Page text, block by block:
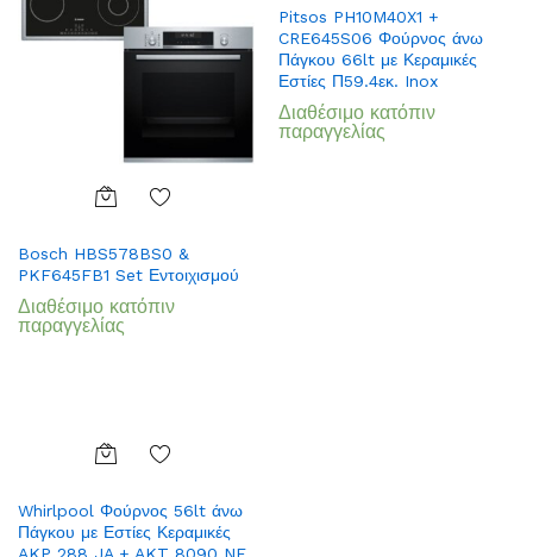
to
Wish
list
Bosch HBS578BS0 &
PKF645FB1 Set Εντοιχισμού
Διαθέσιμο κατόπιν
παραγγελίας
to
Wish
list
Pitsos PH10M40X1 +
CRE645S06 Φούρνος άνω
Πάγκου 66lt με Κεραμικές
Εστίες Π59.4εκ. Inox
Διαθέσιμο κατόπιν
παραγγελίας
to
Wish
Whirlpool Φούρνος 56lt άνω
Πάγκου με Εστίες Κεραμικές